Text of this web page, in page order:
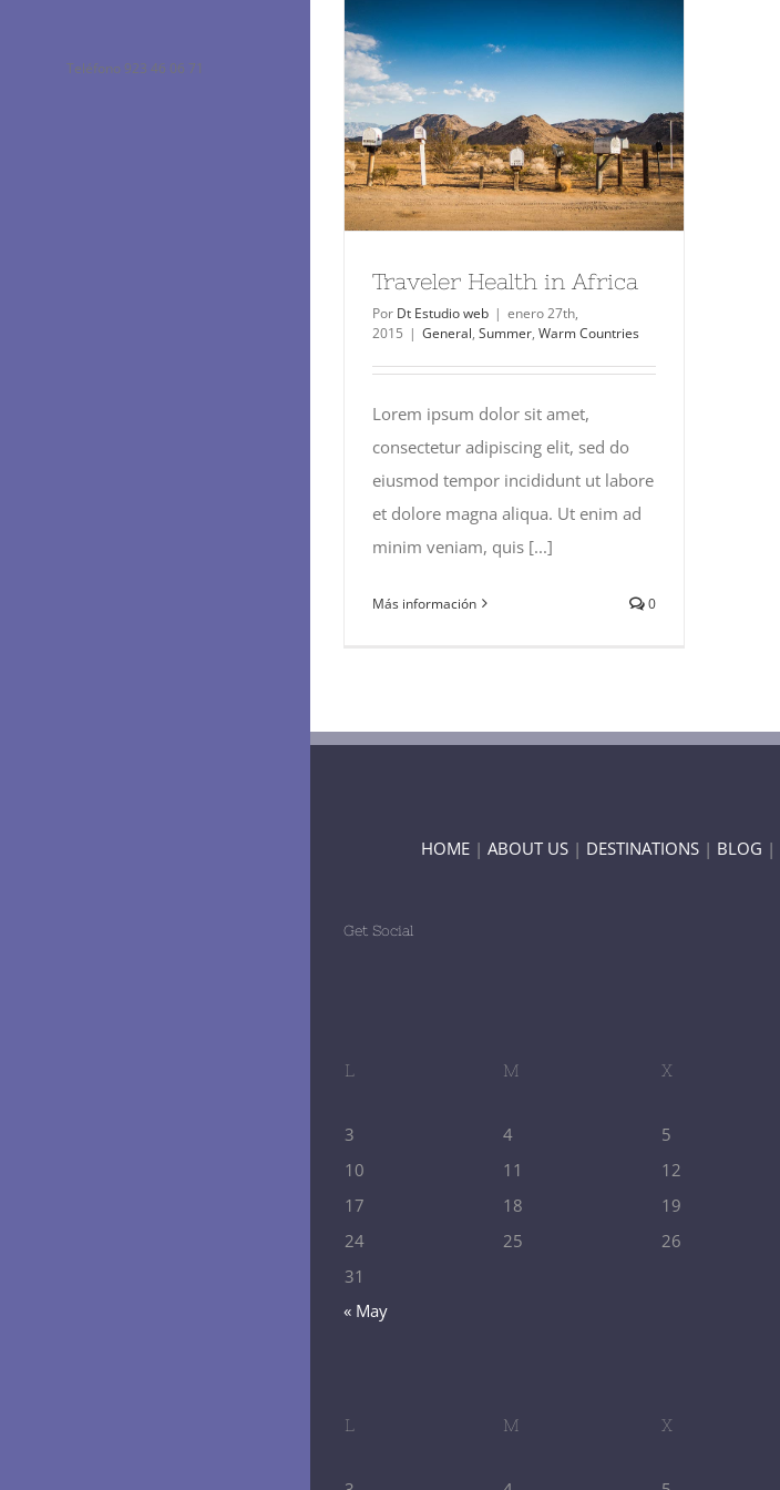
Teléfono 923 46 06 71
Traveler Health in Africa
Por Dt Estudio web | enero 27th,
2015 | General, Summer, Warm Countries
Lorem ipsum dolor sit amet,
consectetur adipiscing elit, sed do
eiusmod tempor incididunt ut labore
et dolore magna aliqua. Ut enim ad
minim veniam, quis [...]
Más información 0
HOME | ABOUT US | DESTINATIONS | BLOG |
Get Social
L M X
3
4 5
10
11 12
17
18 19
24
25 26
31
« May
L M X